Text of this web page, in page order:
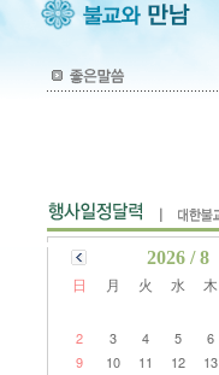
2026 / 8
日 月 火 水 木
2
3 4 5 6
9
10 11 12 13